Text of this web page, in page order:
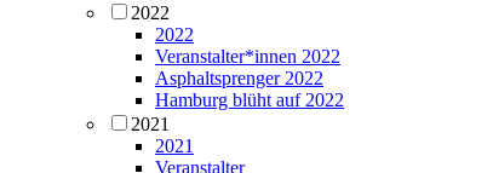
2022
2022
Veranstalter*innen 2022
Asphaltsprenger 2022
Hamburg blüht auf 2022
2021
2021
Veranstalter